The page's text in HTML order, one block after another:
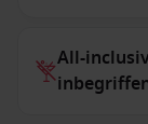
All-